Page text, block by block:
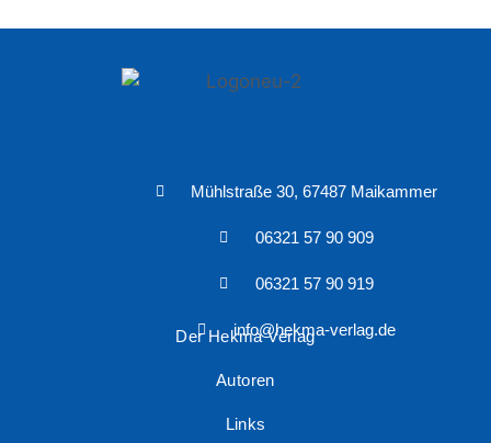
Mühlstraße 30, 67487 Maikammer
06321 57 90 909
06321 57 90 919
info@hekma-verlag.de
Der Hekma Verlag
Autoren
Links